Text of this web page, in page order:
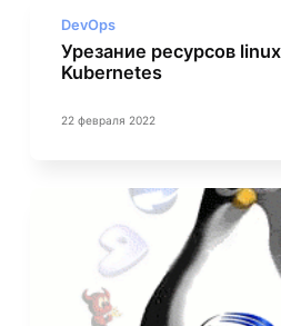
DevOps
Урезание ресурсов
Kubernetes
22 февраля 2022